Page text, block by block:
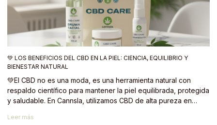
💚 LOS BENEFICIOS DEL CBD EN LA PIEL: CIENCIA, EQUILIBRIO Y
BIENESTAR NATURAL
💚El CBD no es una moda, es una herramienta natural con
respaldo científico para mantener la piel equilibrada, protegida
y saludable. En Cannsla, utilizamos CBD de alta pureza en
Leer más